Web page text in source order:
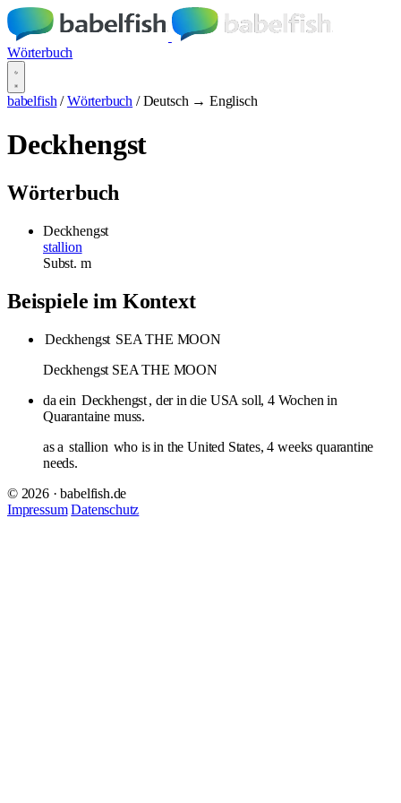
Wörterbuch
babelfish / Wörterbuch / Deutsch → Englisch
Deckhengst
Wörterbuch
Deckhengst
stallion
Subst. m
Beispiele im Kontext
Deckhengst SEA THE MOON
Deckhengst SEA THE MOON
da ein Deckhengst, der in die USA soll, 4 Wochen in
Quarantaine muss.
as a stallion who is in the United States, 4 weeks quarantine
needs.
© 2026 · babelfish.de
Impressum Datenschutz